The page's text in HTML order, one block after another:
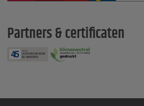
Partners & certificaten